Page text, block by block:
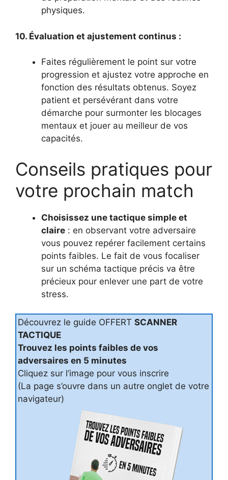
physiques.
10. Évaluation et ajustement continus :
Faites régulièrement le point sur votre
progression et ajustez votre approche en
fonction des résultats obtenus. Soyez
patient et persévérant dans votre
démarche pour surmonter les blocages
mentaux et jouer au meilleur de vos
capacités.
Conseils pratiques pour
votre prochain match
Choisissez une tactique simple et
claire : en observant votre adversaire
vous pouvez repérer facilement certains
points faibles. Le fait de vous focaliser
sur un schéma tactique précis va être
précieux pour enlever une part de votre
stress.
Découvrez le guide OFFERT SCANNER
TACTIQUE
Trouvez les points faibles de vos
adversaires en 5 minutes
Cliquez sur l’image pour vous inscrire
(La page s’ouvre dans un autre onglet de votre
navigateur)